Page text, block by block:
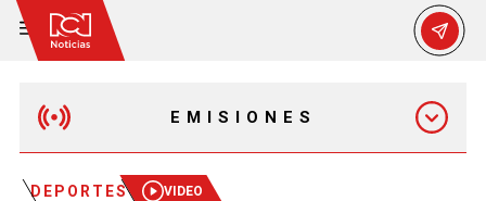
EMISIONES
MAÑANA EXPRESS
DEPORTES VIDEO